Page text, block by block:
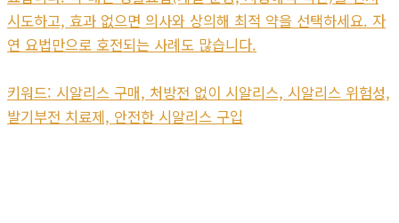
시도하고, 효과 없으면 의사와 상의해 최적 약을 선택하세요. 자
연 요법만으로 호전되는 사례도 많습니다.
키워드: 시알리스 구매, 처방전 없이 시알리스, 시알리스 위험성,
발기부전 치료제, 안전한 시알리스 구입